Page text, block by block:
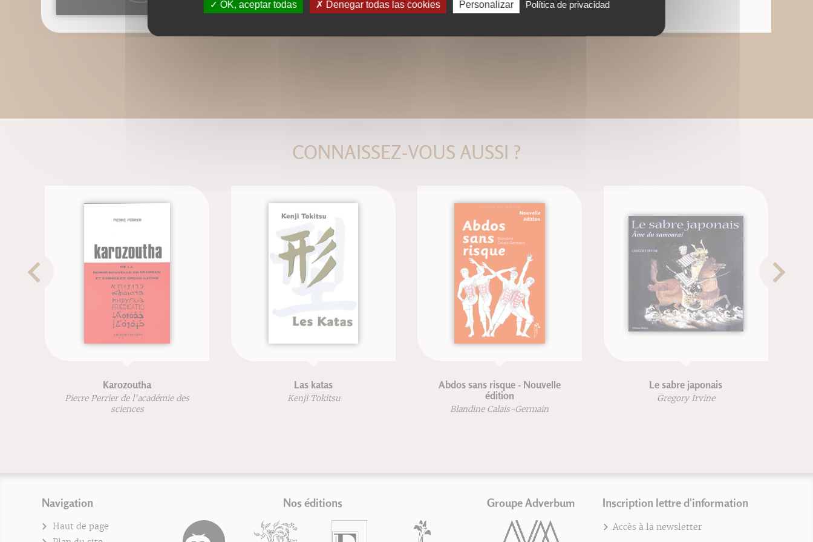
CONNAISSEZ-VOUS AUSSI ?
Karozoutha
Pierre Perrier de l'académie des
sciences
Las katas
Kenji Tokitsu
Abdos sans risque - Nouvelle
édition
Blandine Calais-Germain
Le sabre japonais
Gregory Irvine
Navigation
Haut de page
Nos éditions Groupe Adverbum Inscription lettre d'information
Accès à la newsletter
OK, aceptar todas Denegar todas las cookies Personalizar Política de privacidad